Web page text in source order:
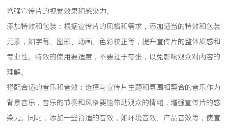
增强宣传片的视觉效果和感染力。
添加特效和包装：根据宣传片的风格和需求，添加适当的特效和包装
元素，如字幕、图形、动画、色彩校正等，提升宣传片的整体质感和
专业性。特效的使用要适度，不要过于夸张，以免影响观众对内容的
理解。
搭配合适的音乐和音效：选择与宣传片主题和氛围相契合的音乐作为
背景音乐，音乐的节奏和风格要能带动观众的情绪，增强宣传片的感
染力。同时，添加一些合适的音效，如环境音效、产品音效等，使宣